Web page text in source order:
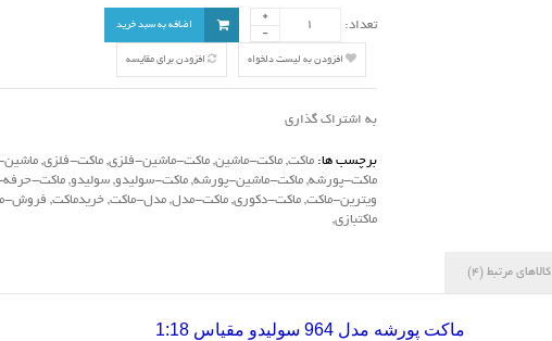
تعداد: اضافه به سبد خرید
افزودن به لیست دلخواه افزودن برای مقایسه
به اشتراک گذاری
برچسب ها: ماکت,ماکت-ماشین,ماکت-ماشین-فلزی,ماکت-فلزی,
ماکت-پورشه,ماکت-ماشین-پورشه,ماکت-سولیدو,سولیدو,ماکت-
ویترین-ماکت,ماکت-دکوری,ماکت-مدل,مدل-ماکت,خریدماکت, فروش-
ماکتبازی,
کالاهای مرتبط (4)
ماکت پورشه مدل 964 سولیدو مقیاس 1:18